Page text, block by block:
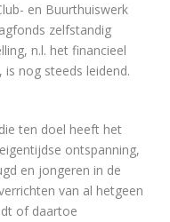
en Buurthuiswerk
zelfstandig
n.l. het financieel
nog steeds leidend.
ten doel heeft het
ontspanning,
en jongeren in de
van al hetgeen
of daartoe